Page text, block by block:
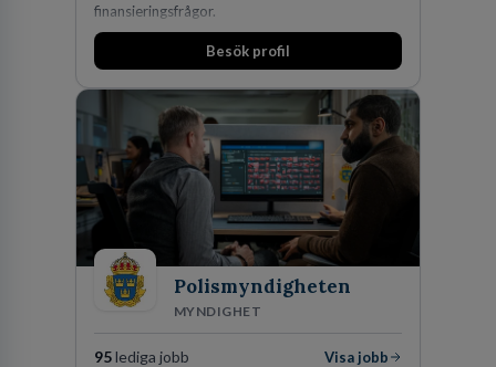
finansieringsfrågor.
Besök profil
Polismyndigheten
MYNDIGHET
95lediga jobb
Visa jobb